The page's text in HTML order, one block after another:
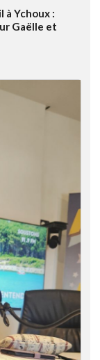
à Ychoux :
Gaëlle et